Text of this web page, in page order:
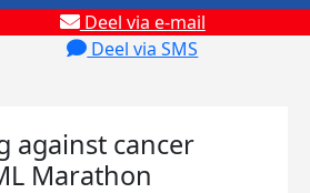
Deel via e-mail
Deel via SMS
against cancer
Marathon